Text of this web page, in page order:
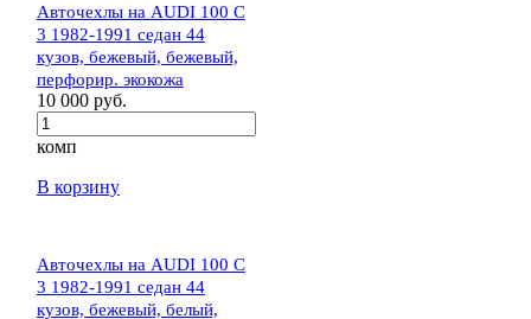
Авточехлы на AUDI 100 C
3 1982-1991 седан 44
кузов, бежевый, бежевый,
перфорир. экокожа
10 000 руб.
комп
В корзину
Авточехлы на AUDI 100 C
3 1982-1991 седан 44
кузов, бежевый, белый,